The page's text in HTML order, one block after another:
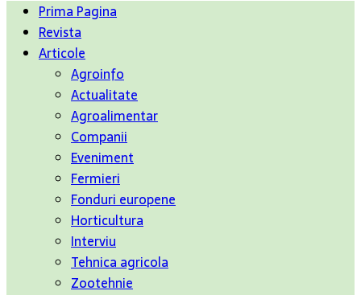
Prima Pagina
Revista
Articole
Agroinfo
Actualitate
Agroalimentar
Companii
Eveniment
Fermieri
Fonduri europene
Horticultura
Interviu
Tehnica agricola
Zootehnie